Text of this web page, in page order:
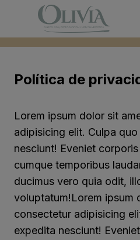
Política de
Lorem ipsum dolor sit
adipisicing elit. Culpa
nesciunt! Eveniet
cumque temporibus
ducimus vero quia odit,
voluptatum!Lorem ipsum
consectetur adipisicing
expedita nesciunt!